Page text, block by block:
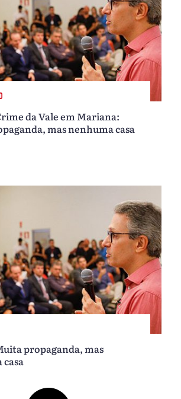
da Vale em Mariana:
mas nenhuma casa
propaganda, mas